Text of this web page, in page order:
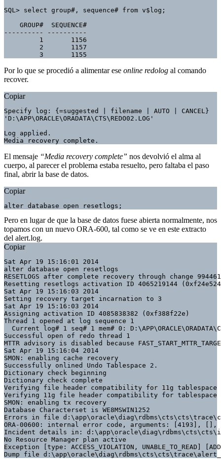
SQL> select group#, sequence# from v$log;
    GROUP#  SEQUENCE#
---------- ----------
         1       1156
         2       1157
         3       1155
Por lo que se procedió a alimentar ese online redolog al comando
recover.
Copiar
Specify log: {=suggested | filename | AUTO | CANCEL}
'D:\APP\ORACLE\ORADATA\CTS\REDO02.LOG'
Log applied.
Media recovery complete.
El mensaje “Media recovery complete” nos devolvió el alma al
cuerpo, al parecer el problema estaba resuelto, pero faltaba el paso
final, abrir la base de datos.
Copiar
alter database open resetlogs;
Pero en lugar de que la base de datos fuese abierta normalmente, nos
topamos con un nuevo ORA-600, tal como se ve en este extracto
del alert.log.
Copiar
Sat Apr 19 15:16:01 2014
alter database open resetlogs
RESETLOGS after complete recovery through change
Resetting resetlogs activation ID 4065219144
Sat Apr 19 15:16:03 2014
Setting recovery target incarnation to 3
Sat Apr 19 15:16:03 2014
Assigning activation ID 4085838382 (0xf388f22e)
Thread 1 opened at log sequence 1
Current log# 1 seq# 1 mem# 0:
Successful open of redo thread 1
MTTR advisory is disabled because
Sat Apr 19 15:16:04 2014
SMON: enabling cache recovery
Successfully onlined Undo Tablespace 2.
Dictionary check beginning
Dictionary check complete
Verifying file header compatibility for 11g tablespace
Verifying 11g file header compatibility for tablespace
SMON: enabling tx recovery
Database Characterset is WE8MSWIN1252
Errors in file
ORA-00600: internal error code, arguments:
Incident details in:
No Resource Manager plan active
Exception [type: ACCESS_VIOLATION, UNABLE_TO_READ]
Dump file